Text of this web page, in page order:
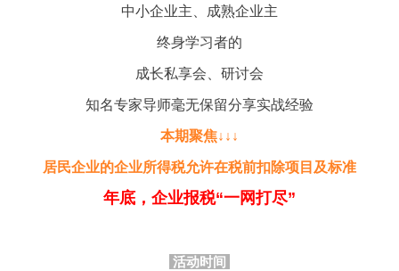
中小企业主、成熟企业主
终身学习者的
成长私享会、研讨会
知名专家导师毫无保留分享实战经验
本期聚焦↓↓↓
居民企业的企业所得税允许在税前扣除项目及标准
年底，企业报税“一网打尽”
活动时间